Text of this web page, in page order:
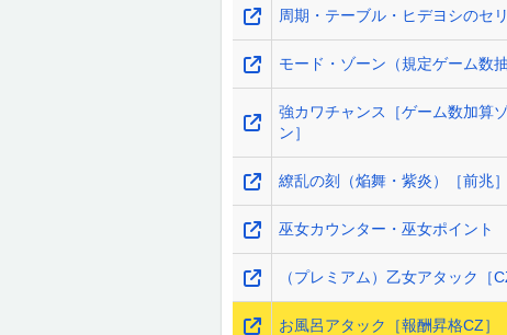
周期・テーブル・ヒデヨシのセ
モード・ゾーン（規定ゲーム数抽
強カワチャンス［ゲーム数加算
ン］
繚乱の刻（焔舞・紫炎）［前兆］
巫女カウンター・巫女ポイント
（プレミアム）乙女アタック［
お風呂アタック［報酬昇格CZ］